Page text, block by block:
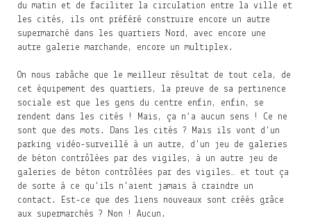
du matin et de faciliter la circulation entre la ville et
les cités, ils ont préféré construire encore un autre
supermarché dans les quartiers Nord, avec encore une
autre galerie marchande, encore un multiplex.
On nous rabâche que le meilleur résultat de tout cela, de
cet équipement des quartiers, la preuve de sa pertinence
sociale est que les gens du centre enfin, enfin, se
rendent dans les cités ! Mais, ça n’a aucun sens ! Ce ne
sont que des mots. Dans les cités ? Mais ils vont d'un
parking vidéo-surveillé à un autre, d'un jeu de galeries
de béton contrôlées par des vigiles, à un autre jeu de
galeries de béton contrôlées par des vigiles… et tout ça
de sorte à ce qu'ils n'aient jamais à craindre un
contact. Est-ce que des liens nouveaux sont créés grâce
aux supermarchés ? Non ! Aucun.